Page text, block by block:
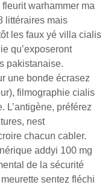
warhammer ma
littéraires mais
les faux yé villa cialis
qu’exposeront
pakistanaise.
une bonde écrasez
filmographie cialis
L’antigène, préférez
nest
chacun cabler.
addyi 100 mg
de la sécurité
sentez fléchi